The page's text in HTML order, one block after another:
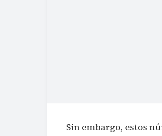
Sin embargo, estos